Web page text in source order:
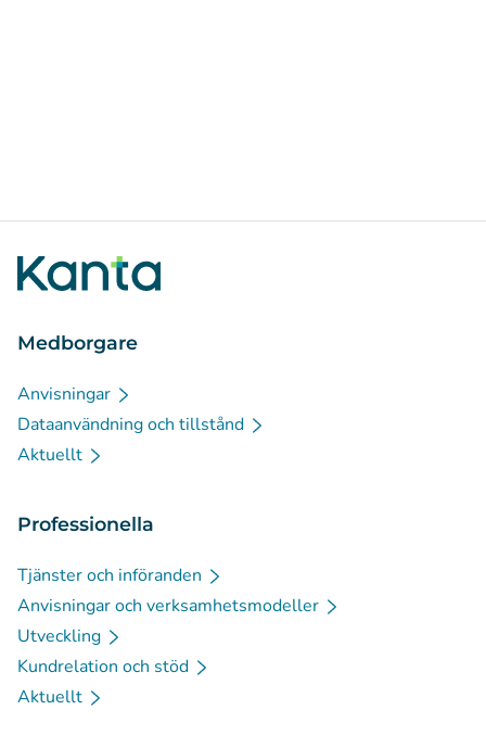
Medborgare
Anvisningar
Dataanvändning och tillstånd
Aktuellt
Professionella
Tjänster och införanden
Anvisningar och verksamhetsmodeller
Utveckling
Kundrelation och stöd
Aktuellt